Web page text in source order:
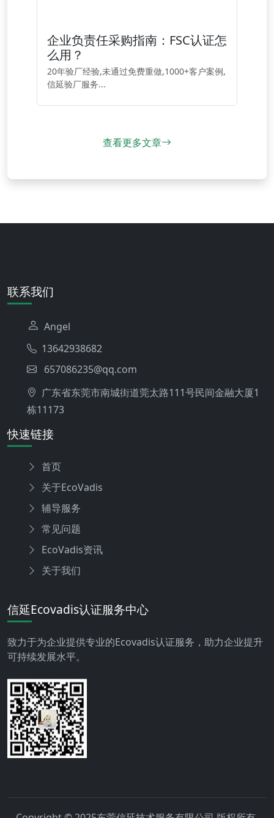
企业负责任采购指南：FSC认证怎
么用？
20年验厂经验,未通过免费重做,1000+客户案例,
信延验厂服务...
查看更多文章
联系我们
Angel
13642938682
657086235@qq.com
广东省东莞市南城街道莞太路111号民间金融大厦1
栋11173
快速链接
首页
关于EcoVadis
辅导服务
常见问题
EcoVadis资讯
关于我们
信延Ecovadis认证服务中心
致力于为企业提供专业的Ecovadis认证服务，助力企业提升
可持续发展水平。